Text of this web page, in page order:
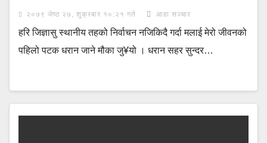
२०७९ जेष्ठ २७, शुक्रबार १०:२१ गते आहा सञ्चार
हरि जिज्ञासु स्थानीय तहको निर्वाचन नजिकिदै गर्दा मलाई मेरो जीवनको
पहिलो पटक धरान जाने मौका जु¥यो । धरान सहर सुन्दर…